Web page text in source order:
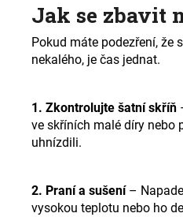
Jak se zbavit
Pokud máte podezření, že
nekalého, je čas jednat.
1. Zkontrolujte šatní skříň
ve skříních malé díry nebo
uhnízdili.
2. Praní a sušení–
vysokou teplotu nebo ho